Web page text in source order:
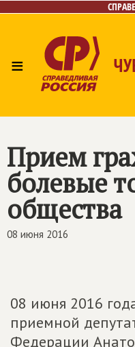
≡
Прием
болевые
общества
08 июня 2016
08 июня 2016
приемной
Федерации